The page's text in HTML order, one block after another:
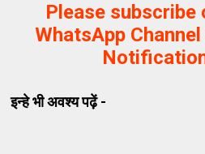
Please subscribe
WhatsApp
इन्हे भी अवश्य पढ़ें -